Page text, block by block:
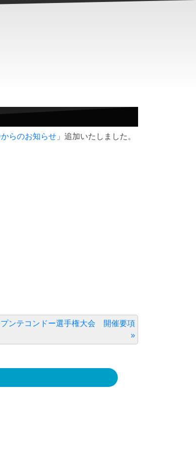
らのお知らせ 」追加いたしました。
ンテコンドー選手権大会 開催要項
»